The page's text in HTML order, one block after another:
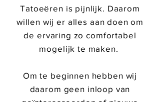
Tatoeëren is pijnlijk. Daarom
willen wij er alles aan doen om
de ervaring zo comfortabel
mogelijk te maken.
Om te beginnen hebben wij
daarom geen inloop van